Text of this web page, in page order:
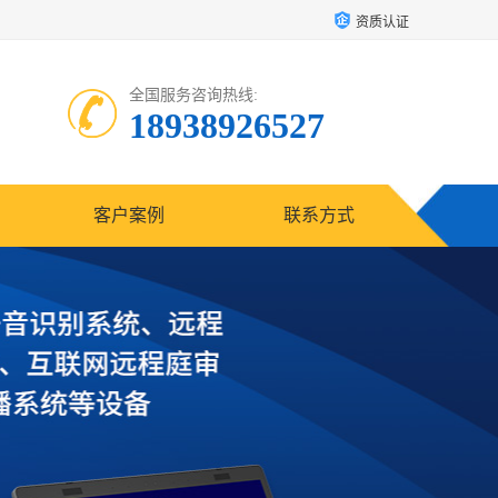
资质认证
全国服务咨询热线:
18938926527
客户案例 联系方式